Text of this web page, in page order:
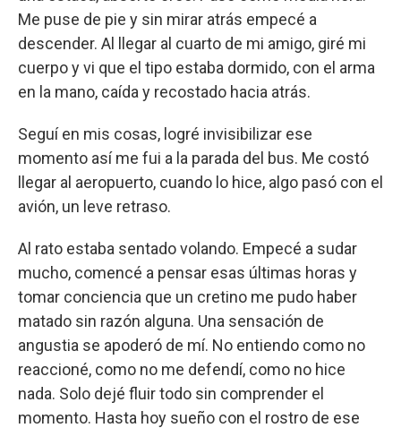
Me puse de pie y sin mirar atrás empecé a
descender. Al llegar al cuarto de mi amigo, giré mi
cuerpo y vi que el tipo estaba dormido, con el arma
en la mano, caída y recostado hacia atrás.
Seguí en mis cosas, logré invisibilizar ese
momento así me fui a la parada del bus. Me costó
llegar al aeropuerto, cuando lo hice, algo pasó con el
avión, un leve retraso.
Al rato estaba sentado volando. Empecé a sudar
mucho, comencé a pensar esas últimas horas y
tomar conciencia que un cretino me pudo haber
matado sin razón alguna. Una sensación de
angustia se apoderó de mí. No entiendo como no
reaccioné, como no me defendí, como no hice
nada. Solo dejé fluir todo sin comprender el
momento. Hasta hoy sueño con el rostro de ese